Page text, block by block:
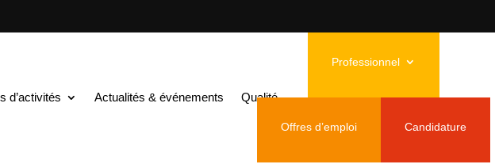
d’activités Actualités & événements Qualité
Professionnel
Offres d’emploi Candidature
Humaines en